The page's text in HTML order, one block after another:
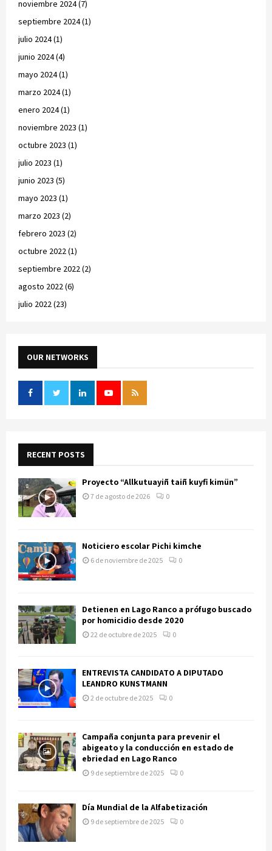
noviembre 2024(7)
septiembre 2024(1)
julio 2024(1)
junio 2024(4)
mayo 2024(1)
marzo 2024(1)
enero 2024(1)
noviembre 2023 (1)
octubre 2023 (1)
julio 2023 (1)
junio 2023 (5)
mayo 2023 (1)
marzo 2023 (2)
febrero 2023 (2)
octubre 2022(1)
septiembre 2022(2)
agosto 2022(6)
julio 2022(23)
OUR NETWORKS
RECENT POSTS
Proyecto “Allkutuayiñ taiñ kuyfi kimün”
7 de agosto de 2026 0
Noticiero escolar Pichi kimche
6 de noviembre de 2025 0
Detienen en Lago Ranco a prófugo buscado
por homicidio desde 2020
22 de octubre de 2025 0
ENTREVISTA CANDIDATO A DIPUTADO
LEANDRO KUNSTMANN
2 de octubre de 2025 0
Campaña conjunta para prevenir el
abigeato y la conducción en estado de
ebriedad en Lago Ranco
9 de septiembre de 2025 0
Día Mundial de la Alfabetización
9 de septiembre de 2025 0